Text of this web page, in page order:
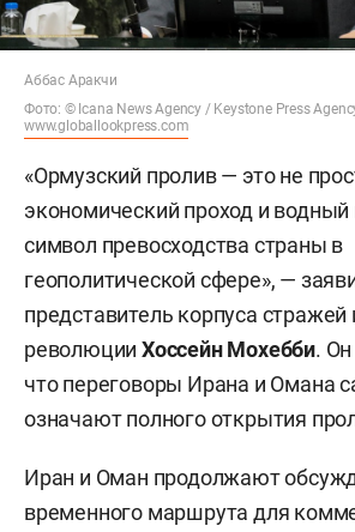
Аббас Аракчи
Фото: © Icana News Agency / Keystone Press
www.globallookpress.com
«Ормузский пролив — это не
экономический проход и водный
символ превосходства страны в
геополитической сфере», —
представитель корпуса стражей
революцииХоссейн Мохебби.
что переговоры Ирана и Омана
означают полного открытия
Иран и Оман продолжают
временного маршрута для